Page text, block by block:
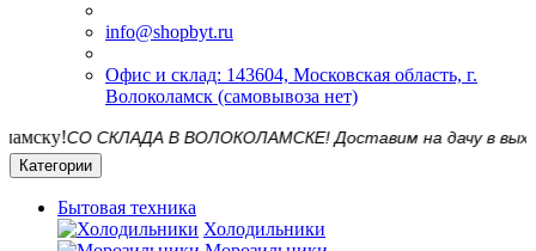
info@shopbyt.ru
Офис и склад: 143604, Московская область, г.
Волоколамск (самовывоза нет)
СО СКЛАДА В ВОЛОКОЛАМСКЕ! Доставим на дачу в выходные
Категории
Бытовая техника
Холодильники